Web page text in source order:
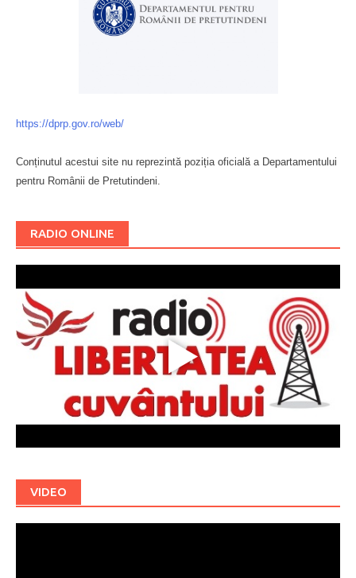
https://dprp.gov.ro/web/
Conținutul acestui site nu reprezintă poziția oficială a Departamentului
pentru Românii de Pretutindeni.
RADIO ONLINE
VIDEO